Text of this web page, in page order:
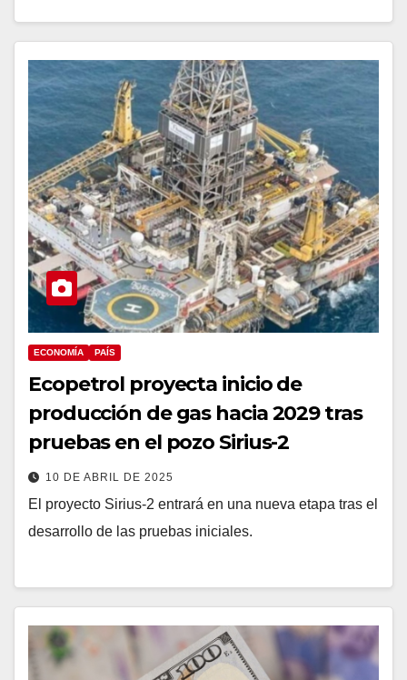
ECONOMÍA PAÍS
Ecopetrol proyecta inicio de
producción de gas hacia 2029 tras
pruebas en el pozo Sirius-2
10 DE ABRIL DE 2025
El proyecto Sirius-2 entrará en una nueva etapa tras el
desarrollo de las pruebas iniciales.